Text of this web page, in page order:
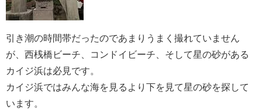
引き潮の時間帯だったのであまりうまく撮れていません
が、西桟橋ビーチ、コンドイビーチ、そして星の砂がある
カイジ浜は必見です。
カイジ浜ではみんな海を見るより下を見て星の砂を探して
います。